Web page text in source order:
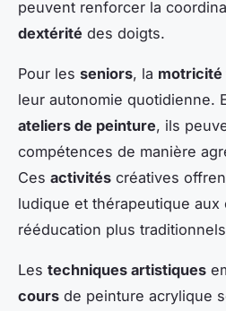
peuvent renforcer la
dextérité des doigts.
Pour les seniors, la motricité
leur autonomie quotidienne.
ateliers de peinture, ils
compétences de manière
Ces activités créatives
ludique et thérapeutique aux
rééducation plus
Les techniques artistiques
cours de peinture acrylique